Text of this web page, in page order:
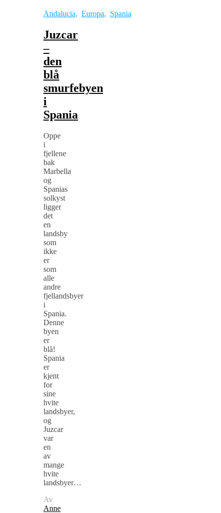
Andalucia, Europa, Spania
Juzcar
–
den
blå
smurfebyen
i
Spania
Oppe
i
fjellene
bak
Marbella
og
Spanias
solkyst
ligger
det
en
landsby
som
ikke
er
som
alle
andre
fjellandsbyer
i
Spania.
Denne
byen
er
blå!
Spania
er
kjent
for
sine
hvite
landsbyer,
og
Juzcar
var
en
av
mange
hvite
landsbyer…
Av
Anne